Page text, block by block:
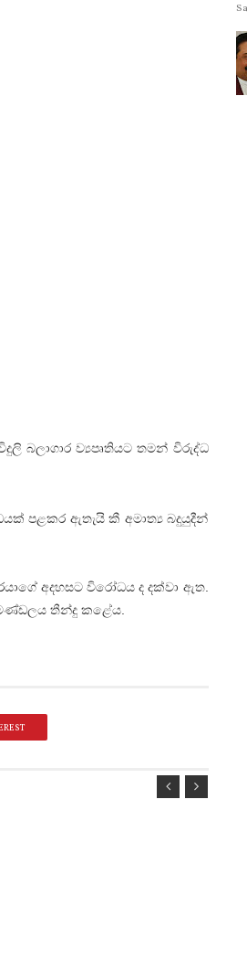
බලාගාර ව්‍යපෘතියට තමන් විරුද්ධ
පළකර ඇතැයි කී අමාත්‍ය බදුයුදීන්
අදහසට විරෝධය ද දක්වා ඇත.
මණ්ඩලය තීන්දු කළේය.